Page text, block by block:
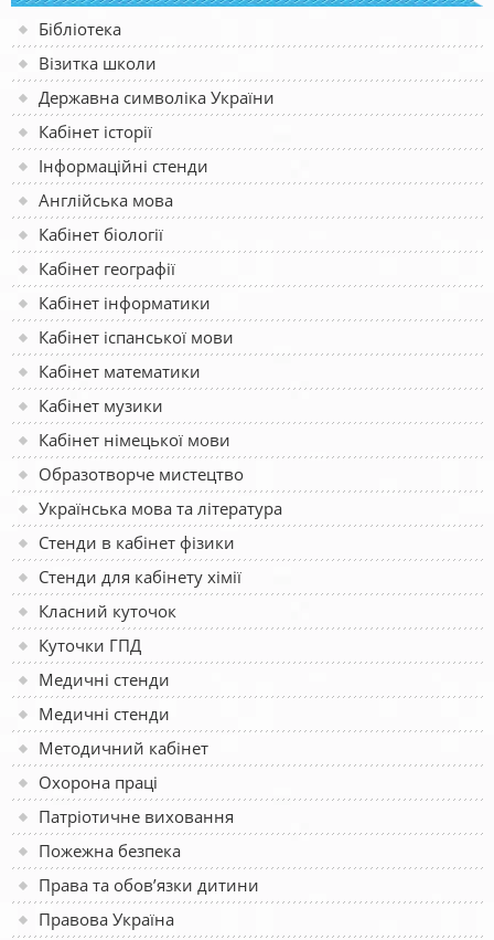
Бібліотека
Візитка школи
Державна символіка України
Кабінет історії
Інформаційні стенди
Англійська мова
Кабінет біології
Кабінет географії
Кабінет інформатики
Кабінет іспанської мови
Кабінет математики
Кабінет музики
Кабінет німецької мови
Образотворче мистецтво
Українська мова та література
Стенди в кабінет фізики
Стенди для кабінету хімії
Класний куточок
Куточки ГПД
Медичні стенди
Медичні стенди
Методичний кабінет
Охорона праці
Патріотичне виховання
Пожежна безпека
Права та обов’язки дитини
Правова Україна